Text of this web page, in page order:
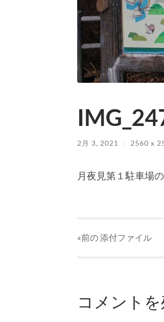
2月 3, 2021 / 2560 x
月夜見第１駐車場
«前の添付ファイル
コメント